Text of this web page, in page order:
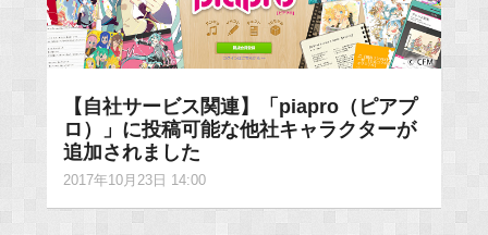
【自社サービス関連】「piapro（ピアプ
ロ）」に投稿可能な他社キャラクターが
追加されました
2017年10月23日 14:00